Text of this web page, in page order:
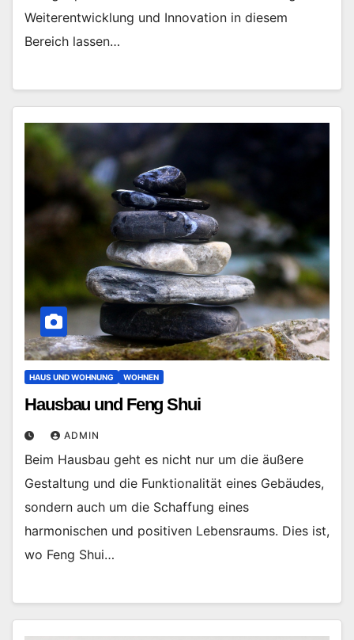
Weiterentwicklung und Innovation in diesem
Bereich lassen…
HAUS UND WOHNUNG WOHNEN
Hausbau und Feng Shui
ADMIN
Beim Hausbau geht es nicht nur um die äußere
Gestaltung und die Funktionalität eines Gebäudes,
sondern auch um die Schaffung eines
harmonischen und positiven Lebensraums. Dies ist,
wo Feng Shui…